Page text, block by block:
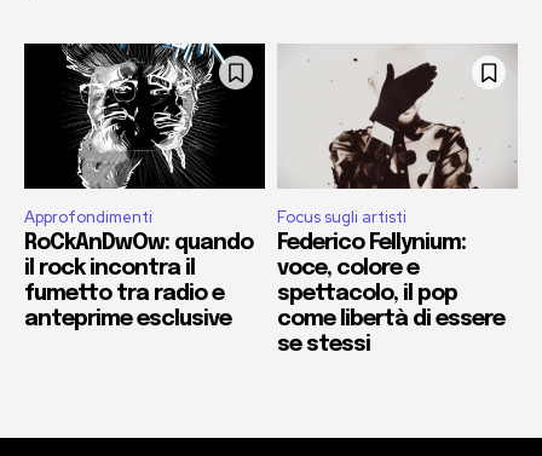
Approfondimenti
RoCkAnDwOw: quando
il rock incontra il
fumetto tra radio e
anteprime esclusive
Focus sugli artisti
Federico Fellynium:
voce, colore e
spettacolo, il pop
come libertà di essere
se stessi